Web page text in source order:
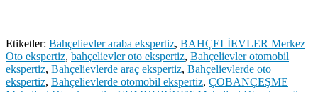
Etiketler: Bahçelievler araba ekspertiz, BAHÇELİEVLER Merkez
Oto ekspertiz, bahçelievler oto ekspertiz, Bahçelievler otomobil
ekspertiz, Bahçelievlerde araç ekspertiz, Bahçelievlerde oto
ekspertiz, Bahçelievlerde otomobil ekspertiz, ÇOBANÇEŞME